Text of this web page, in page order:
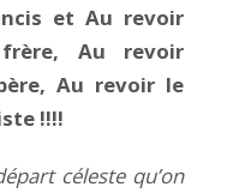
et Au revoir
Au revoir
Au revoir le
!!!!
céleste qu’on